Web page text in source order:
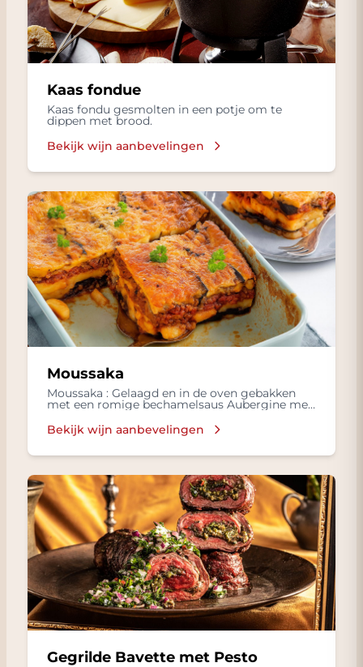
Kaas fondue
Kaas fondu gesmolten in een potje om te
dippen met brood.
Bekijk wijn aanbevelingen
Moussaka
Moussaka : Gelaagd en in de oven gebakken
met een romige bechamelsaus Aubergine met
Bechamelsaus, met Lamsvlees, Tomaten,
Kruiden zoals kaneel en nootmuskaat
Bekijk wijn aanbevelingen
Gegrilde Bavette met Pesto